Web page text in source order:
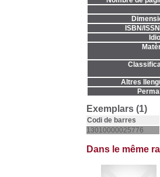
ISBN/
Altres
Exemplars (1)
Codi de barres
13010000025776
Dans le même